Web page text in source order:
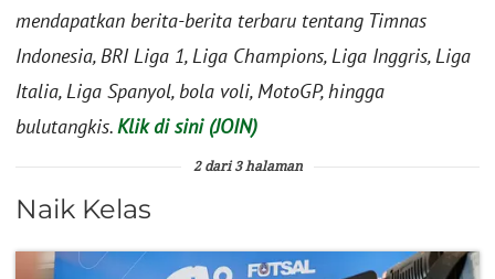
mendapatkan berita-berita terbaru tentang Timnas
Indonesia, BRI Liga 1, Liga Champions, Liga Inggris, Liga
Italia, Liga Spanyol, bola voli, MotoGP, hingga
bulutangkis.Klik di sini (JOIN)
2 dari 3 halaman
Naik Kelas